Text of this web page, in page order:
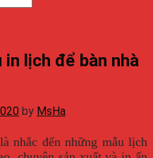
in lịch để bàn nhà
by MsHa
nhắc đến những mẫu lịch